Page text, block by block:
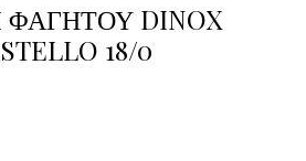
ΦΑΓΗΤΟΥ DINOX
18/0